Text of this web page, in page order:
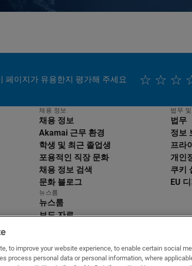
페이지가 유용한지 평가해 주세요
채용 정보
채용 정보
Akamai 근무 환경
학생 및 최근 졸업생
포용적인 직장 문화
채용 정보 검색
문화 블로그
뉴스룸
뉴스룸
보도 자료
법무
법무
정보
프라
개인
쿠키
EU
to improve your website experience, to enable certain social
process personal data or personal information, where